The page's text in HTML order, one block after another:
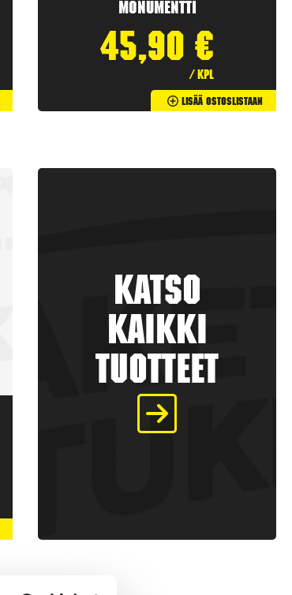
Monumentti
45,90 €
/ kpl
Lisää Ostoslistaan
Katso
kaikki
tuotteet